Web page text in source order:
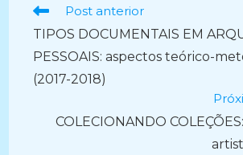
Ler
artigos
Post anterior
TIPOS DOCUMENTAIS EM
PESSOAIS: aspectos teórico-
(2017-2018)
COLECIONANDO